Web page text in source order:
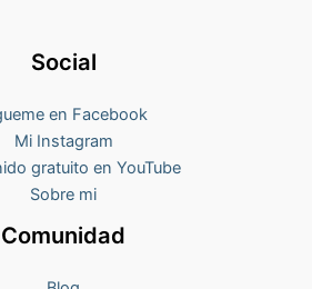
Social
en Facebook
Mi Instagram
gratuito en YouTube
Sobre mi
Comunidad